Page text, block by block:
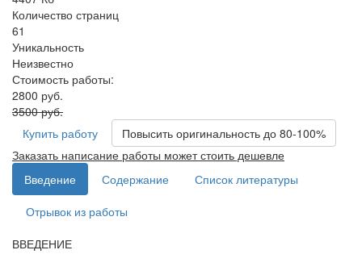
Количество страниц
61
Уникальность
Неизвестно
Стоимость работы:
2800 руб.
3500 руб.
Купить работу
Повысить оригинальность до 80-100%
Заказать написание работы может стоить дешевле
Введение
Содержание
Список литературы
Отрывок из работы
ВВЕДЕНИЕ